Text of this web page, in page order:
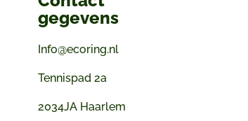
gegevens
Info@ecoring.nl
Tennispad 2a
2034JA Haarlem